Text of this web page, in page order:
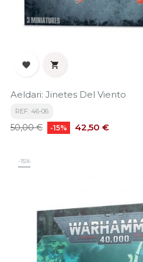
 
Aeldari: Jinetes Del Viento
REF: 46-06
Precio
50,00 € -15% Precio
42,50 €
-15%